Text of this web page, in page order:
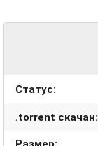
Статус:
.torrent скачан: